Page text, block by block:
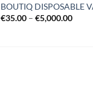
BOUTIQ DISPOSABLE
€35.00 – €5,000.00Price